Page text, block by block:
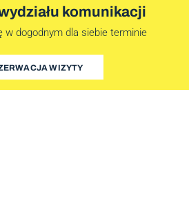
komunikacji
w dogodnym dla siebie terminie
WIZYTY